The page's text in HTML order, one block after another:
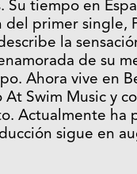
Su tiempo en
del primer single,
la
de su
Ahora vive en
Swim Music y
Actualmente ha
sigue en